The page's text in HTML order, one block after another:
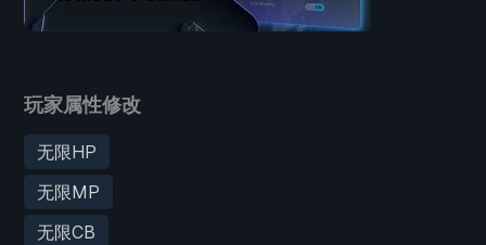
玩家属性修改
无限HP
无限MP
无限CB